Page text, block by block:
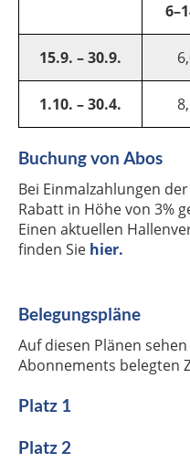
15.9. – 30.9.
1.10. – 30.4.
Buchung von Abos
Bei Einmalzahlungen
Rabatt in Höhe von 3%
Einen aktuellen
finden Sie hier.
Belegungspläne
Auf diesen Plänen
Abonnements belegten
Platz 1
Platz 2